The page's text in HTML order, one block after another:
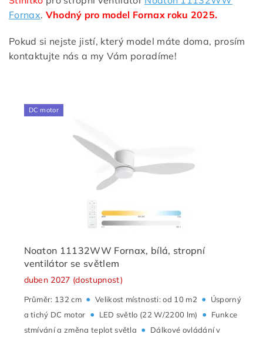
Fornax. Vhodný pro model Fornax roku 2025.
Pokud si nejste jistí, který model máte doma, prosím
kontaktujte nás a my Vám poradíme!
DC motor
Noaton 11132WW Fornax, bílá, stropní
ventilátor se světlem
duben 2027 (dostupnost)
Průměr: 132 cm • Velikost místnosti: od 10 m2 •
Úsporný
a tichý DC motor • LED světlo (22 W/2200 lm) •
Funkce
stmívání a změna teplot světla •
Dálkové ovládání v